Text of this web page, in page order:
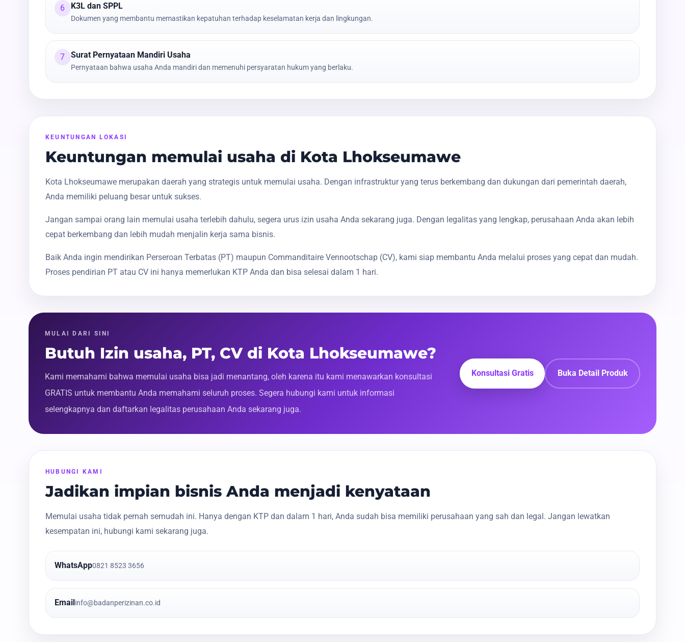
6 K3L dan SPPL
Dokumen yang membantu memastikan kepatuhan terhadap keselamatan kerja dan lingkungan.
7 Surat Pernyataan Mandiri Usaha
Pernyataan bahwa usaha Anda mandiri dan memenuhi persyaratan hukum yang berlaku.
KEUNTUNGAN LOKASI
Keuntungan memulai usaha di Kota Lhokseumawe
Kota Lhokseumawe merupakan daerah yang strategis untuk memulai usaha. Dengan infrastruktur yang terus berkembang dan dukungan dari pemerintah daerah,
Anda memiliki peluang besar untuk sukses.
Jangan sampai orang lain memulai usaha terlebih dahulu, segera urus izin usaha Anda sekarang juga. Dengan legalitas yang lengkap, perusahaan Anda akan lebih
cepat berkembang dan lebih mudah menjalin kerja sama bisnis.
Baik Anda ingin mendirikan Perseroan Terbatas (PT) maupun Commanditaire Vennootschap (CV), kami siap membantu Anda melalui proses yang cepat dan mudah.
Proses pendirian PT atau CV ini hanya memerlukan KTP Anda dan bisa selesai dalam 1 hari.
MULAI DARI SINI
Butuh Izin usaha, PT, CV di Kota Lhokseumawe?
Kami memahami bahwa memulai usaha bisa jadi menantang, oleh karena itu kami menawarkan konsultasi
GRATIS untuk membantu Anda memahami seluruh proses. Segera hubungi kami untuk informasi
selengkapnya dan daftarkan legalitas perusahaan Anda sekarang juga.
Konsultasi Gratis Buka Detail Produk
HUBUNGI KAMI
Jadikan impian bisnis Anda menjadi kenyataan
Memulai usaha tidak pernah semudah ini. Hanya dengan KTP dan dalam 1 hari, Anda sudah bisa memiliki perusahaan yang sah dan legal. Jangan lewatkan
kesempatan ini, hubungi kami sekarang juga.
WhatsApp0821 8523 3656
Emailinfo@badanperizinan.co.id